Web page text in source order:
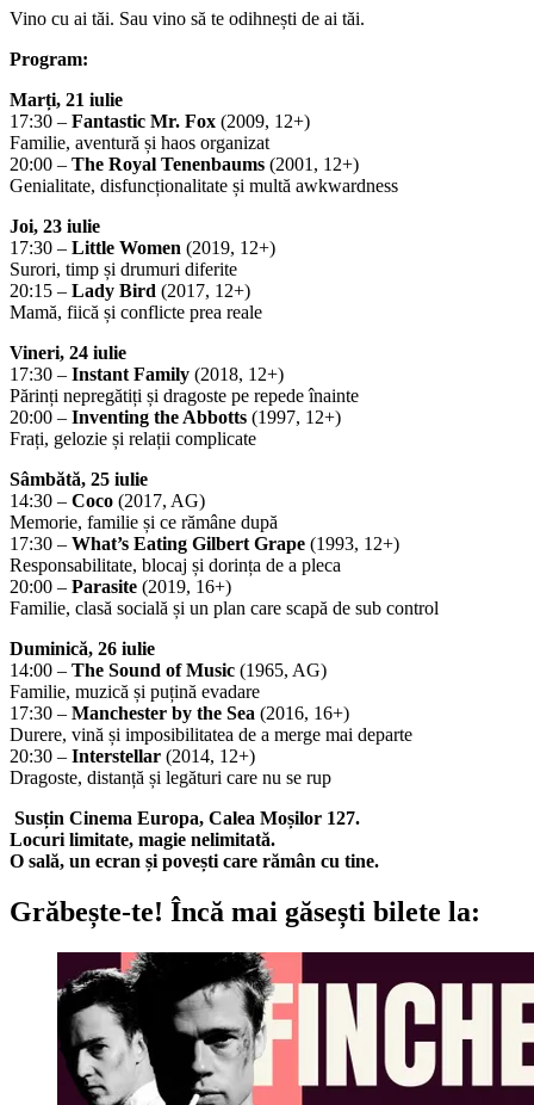
Vino cu ai tăi. Sau vino să te odihnești de ai tăi.
Program:
Marți, 21 iulie
17:30 – Fantastic Mr. Fox (2009, 12+)
Familie, aventură și haos organizat
20:00 – The Royal Tenenbaums (2001, 12+)
Genialitate, disfuncționalitate și multă awkwardness
Joi, 23 iulie
17:30 – Little Women (2019, 12+)
Surori, timp și drumuri diferite
20:15 – Lady Bird (2017, 12+)
Mamă, fiică și conflicte prea reale
Vineri, 24 iulie
17:30 – Instant Family (2018, 12+)
Părinți nepregătiți și dragoste pe repede înainte
20:00 – Inventing the Abbotts (1997, 12+)
Frați, gelozie și relații complicate
Sâmbătă, 25 iulie
14:30 – Coco (2017, AG)
Memorie, familie și ce rămâne după
17:30 – What’s Eating Gilbert Grape (1993, 12+)
Responsabilitate, blocaj și dorința de a pleca
20:00 – Parasite (2019, 16+)
Familie, clasă socială și un plan care scapă de sub control
Duminică, 26 iulie
14:00 – The Sound of Music (1965, AG)
Familie, muzică și puțină evadare
17:30 – Manchester by the Sea (2016, 16+)
Durere, vină și imposibilitatea de a merge mai departe
20:30 – Interstellar (2014, 12+)
Dragoste, distanță și legături care nu se rup
Susțin Cinema Europa, Calea Moșilor 127.
Locuri limitate, magie nelimitată.
O sală, un ecran și povești care rămân cu tine.
Grăbește-te! Încă mai găsești bilete la: